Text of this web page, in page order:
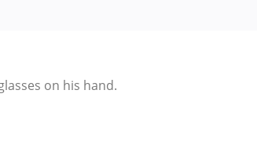
on his hand.